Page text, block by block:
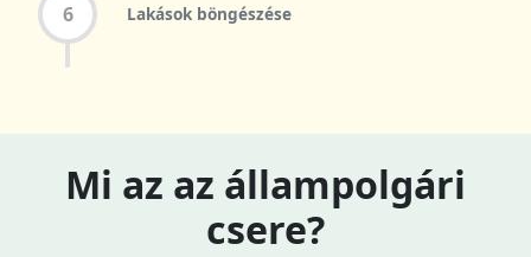
6 Lakások böngészése
Mi az az állampolgári
csere?